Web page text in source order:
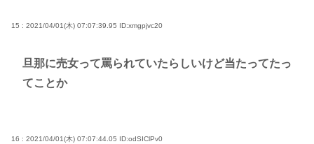
15 : 2021/04/01(木) 07:07:39.95 ID:xmgpjvc20
旦那に売女って罵られていたらしいけど当たってたっ
てことか
16 : 2021/04/01(木) 07:07:44.05 ID:odSIClPv0